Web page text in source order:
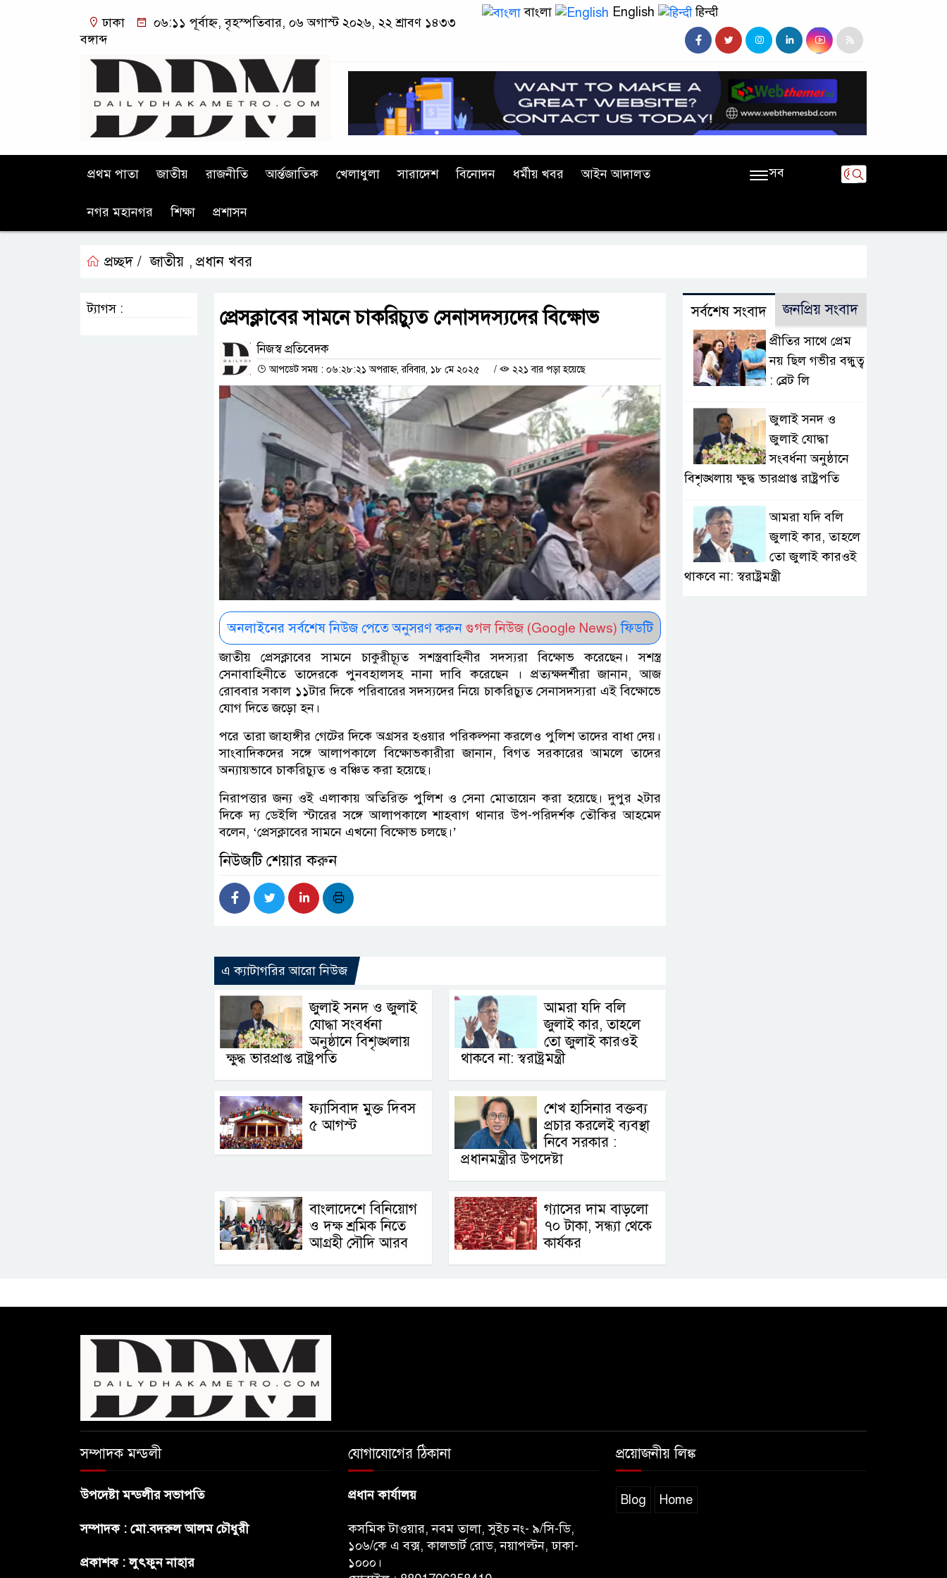
ঢাকা
০৬:১১ পূর্বাহ্ন, বৃহস্পতিবার, ০৬ অগাস্ট ২০২৬, ২২ শ্রাবণ ১৪৩৩
বঙ্গাব্দ
বাংলা English हिन्दी
প্রথম পাতা জাতীয় রাজনীতি আর্ন্তজাতিক খেলাধুলা সারাদেশ বিনোদন ধর্মীয় খবর আইন আদালত
নগর মহানগর শিক্ষা প্রশাসন
সব
প্রচ্ছদ / জাতীয় , প্রধান খবর
প্রেসক্লাবের সামনে চাকরিচ্যুত সেনাসদস্যদের বিক্ষোভ
নিজস্ব প্রতিবেদক
আপডেট সময় : ০৬:২৮:২১ অপরাহ্ন, রবিবার, ১৮ মে ২০২৫ / ২২১ বার পড়া হয়েছে
অনলাইনের সর্বশেষ নিউজ পেতে অনুসরণ করুন গুগল নিউজ (Google News) ফিডটি
জাতীয় প্রেসক্লাবের সামনে চাকুরীচ্যূত সশস্ত্রবাহিনীর সদস্যরা বিক্ষোভ করেছেন। সশস্ত্র
সেনাবাহিনীতে তাদেরকে পুনবহালসহ নানা দাবি করেছেন । প্রত্যক্ষদর্শীরা জানান, আজ
রোববার সকাল ১১টার দিকে পরিবারের সদস্যদের নিয়ে চাকরিচ্যুত সেনাসদস্যরা এই বিক্ষোভে
যোগ দিতে জড়ো হন।
পরে তারা জাহাঙ্গীর গেটের দিকে অগ্রসর হওয়ার পরিকল্পনা করলেও পুলিশ তাদের বাধা দেয়।
সাংবাদিকদের সঙ্গে আলাপকালে বিক্ষোভকারীরা জানান, বিগত সরকারের আমলে তাদের
অন্যায়ভাবে চাকরিচ্যুত ও বঞ্চিত করা হয়েছে।
নিরাপত্তার জন্য ওই এলাকায় অতিরিক্ত পুলিশ ও সেনা মোতায়েন করা হয়েছে। দুপুর ২টার
দিকে দ্য ডেইলি স্টারের সঙ্গে আলাপকালে শাহবাগ থানার উপ-পরিদর্শক তৌকির আহমেদ
বলেন, ‘প্রেসক্লাবের সামনে এখনো বিক্ষোভ চলছে।’
নিউজটি শেয়ার করুন
এ ক্যাটাগরির আরো নিউজ
জুলাই সনদ ও জুলাই
যোদ্ধা সংবর্ধনা
অনুষ্ঠানে বিশৃঙ্খলায়
ক্ষুদ্ধ ভারপ্রাপ্ত রাষ্ট্রপতি
আমরা যদি বলি
জুলাই কার, তাহলে
তো জুলাই কারওই
থাকবে না: স্বরাষ্ট্রমন্ত্রী
ফ্যাসিবাদ মুক্ত দিবস
৫ আগস্ট
শেখ হাসিনার বক্তব্য
প্রচার করলেই ব্যবস্থা
নিবে সরকার :
প্রধানমন্ত্রীর উপদেষ্টা
বাংলাদেশে বিনিয়োগ
ও দক্ষ শ্রমিক নিতে
আগ্রহী সৌদি আরব
গ্যাসের দাম বাড়লো
৭০ টাকা, সন্ধ্যা থেকে
কার্যকর
ট্যাগস : সর্বশেষ সংবাদ জনপ্রিয় সংবাদ
প্রীতির সাথে প্রেম
নয় ছিল গভীর বন্ধুত্ব
: ব্রেট লি
জুলাই সনদ ও
জুলাই যোদ্ধা
সংবর্ধনা অনুষ্ঠানে
বিশৃঙ্খলায় ক্ষুদ্ধ ভারপ্রাপ্ত রাষ্ট্রপতি
আমরা যদি বলি
জুলাই কার, তাহলে
তো জুলাই কারওই
থাকবে না: স্বরাষ্ট্রমন্ত্রী
সম্পাদক মন্ডলী
উপদেষ্টা মন্ডলীর সভাপতি
সম্পাদক : মো.বদরুল আলম চৌধুরী
প্রকাশক : লুৎফুন নাহার
যোগাযোগের ঠিকানা
প্রধান কার্যালয়
কসমিক টাওয়ার, নবম তালা, সুইচ নং- ৯/সি-ডি,
১০৬/কে এ বক্স, কালভার্ট রোড, নয়াপল্টন, ঢাকা-
১০০০।
প্রয়োজনীয় লিঙ্ক
Blog Home